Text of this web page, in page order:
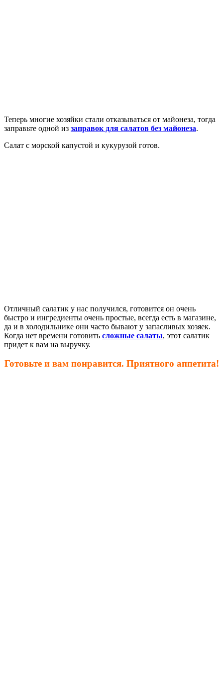
Теперь многие хозяйки стали отказываться от майонеза, тогда
заправьте одной из заправок для салатов без майонеза.
Салат с морской капустой и кукурузой готов.
Отличный салатик у нас получился, готовится он очень
быстро и ингредиенты очень простые, всегда есть в магазине,
да и в холодильнике они часто бывают у запасливых хозяек.
Когда нет времени готовить сложные салаты, этот салатик
придет к вам на выручку.
Готовьте и вам понравится. Приятного аппетита!